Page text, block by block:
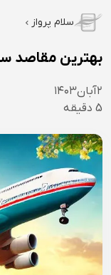
سلام پرواز
بهترین مقاصد
۲آبان۱۴۰۳
5 دقیقه